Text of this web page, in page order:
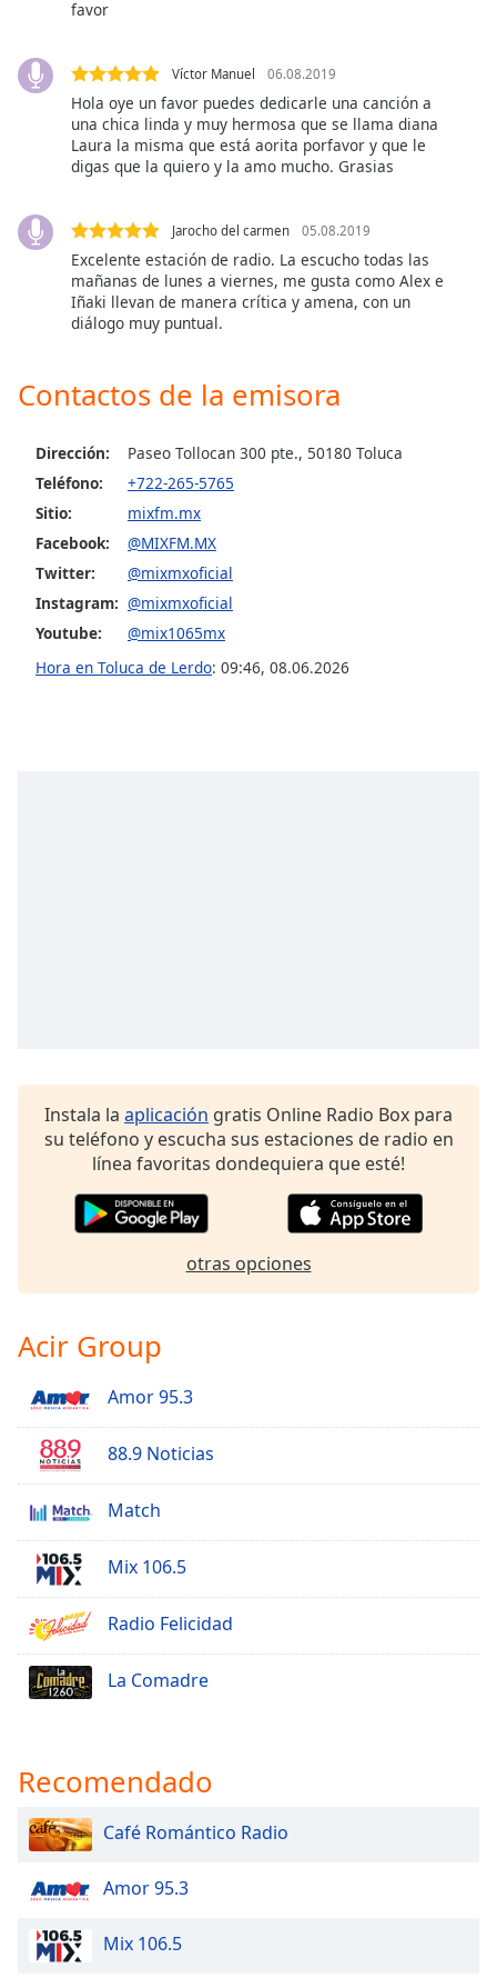
End
favor
Víctor Manuel 06.08.2019
Hola oye un favor puedes dedicarle una canción a
una chica linda y muy hermosa que se llama diana
Laura la misma que está aorita porfavor y que le
digas que la quiero y la amo mucho. Grasias
Jarocho del carmen 05.08.2019
Excelente estación de radio. La escucho todas las
mañanas de lunes a viernes, me gusta como Alex e
Iñaki llevan de manera crítica y amena, con un
diálogo muy puntual.
Contactos de la emisora
Dirección:
Paseo Tollocan 300 pte., 50180 Toluca
Teléfono:
+722-265-5765
Sitio:
mixfm.mx
Facebook:
@MIXFM.MX
Twitter:
@mixmxoficial
Instagram: @mixmxoficial
Youtube:
@mix1065mx
Hora en Toluca de Lerdo: 09:46, 08.06.2026
Instala la aplicación gratis Online Radio Box para
su teléfono y escucha sus estaciones de radio en
línea favoritas dondequiera que esté!
otras opciones
Acir Group
Amor 95.3
88.9 Noticias
Match
Mix 106.5
Radio Felicidad
La Comadre
Recomendado
Café Romántico Radio
Amor 95.3
Mix 106.5